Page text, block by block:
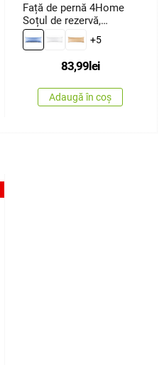
Față de pernă 4Home
Soțul de rezervă,
albastru, 50 x 150 cm
+5
83,99 lei
Adaugă în coș